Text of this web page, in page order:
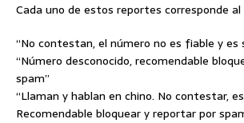
Cada uno de estos reportes corresponde al
“No contestan, el número no es fiable y es
“Número desconocido, recomendable
spam”
“Llaman y hablan en chino. No contestar,
Recomendable bloquear y reportar por